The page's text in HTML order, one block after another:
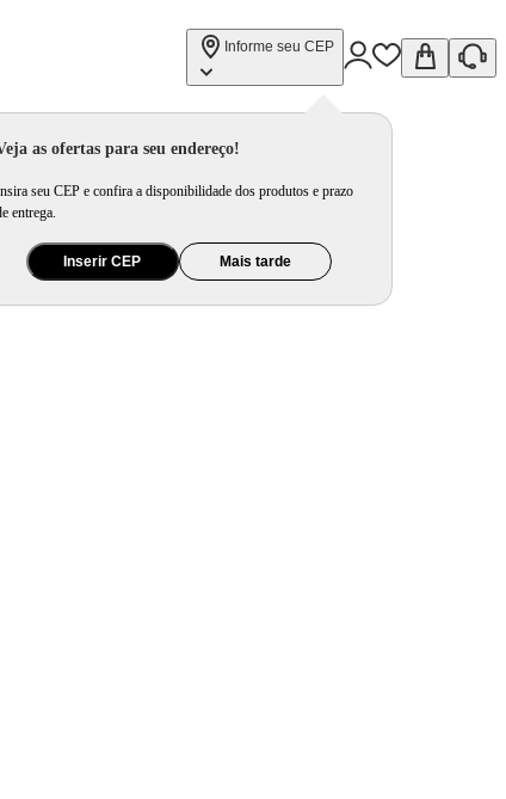
Informe seu CEP
as ofertas para seu endereço!
seu CEP e confira a disponibilidade dos produtos e prazo
entrega.
Inserir CEP Mais tarde